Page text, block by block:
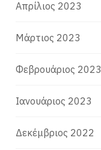
Απρίλιος 2023
Μάρτιος 2023
Φεβρουάριος 2023
Ιανουάριος 2023
Δεκέμβριος 2022